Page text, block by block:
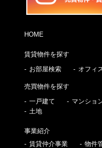
HOME
賃貸物件を探す
お部屋検索
オフィ
売買物件を探す
一戸建て
マンショ
土地
事業紹介
賃貸仲介事業
物件